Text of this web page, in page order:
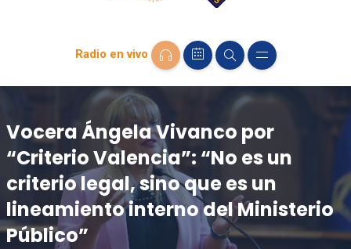
Radio en vivo
Vocera Ángela Vivanco por
“Criterio Valencia”: “No es un
criterio legal, sino que es un
lineamiento interno del Ministerio
Público”